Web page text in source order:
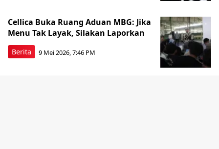
Berita
Cellica Buka Ruang Aduan MBG: Jika
Menu Tak Layak, Silakan Laporkan
9 Mei 2026, 7:46 PM